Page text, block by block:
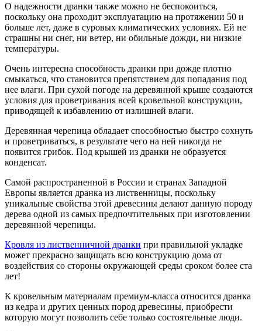
О надежности дранки также можно не беспокоиться,
поскольку она проходит эксплуатацию на протяжении 50 и
больше лет, даже в суровых климатических условиях. Ей не
страшны ни снег, ни ветер, ни обильные дожди, ни низкие
температуры.
Очень интересна способность дранки при дожде плотно
смыкаться, что становится препятствием для попадания под
нее влаги. При сухой погоде на деревянной крыше создаются
условия для проветривания всей кровельной конструкции,
приводящей к избавлению от излишней влаги.
Деревянная черепица обладает способностью быстро сохнуть
и проветриваться, в результате чего на ней никогда не
появится грибок. Под крышей из дранки не образуется
конденсат.
Самой распространенной в России и странах Западной
Европы является дранка из лиственницы, поскольку
уникальные свойства этой древесины делают данную породу
дерева одной из самых предпочтительных при изготовлении
деревянной черепицы.
Кровля из лиственничной дранки при правильной укладке
может прекрасно защищать всю конструкцию дома от
воздействия со стороны окружающей среды сроком более ста
лет!
К кровельным материалам премиум-класса относится дранка
из кедра и других ценных пород древесины, приобрести
которую могут позволить себе только состоятельные люди.